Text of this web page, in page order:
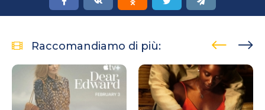
Raccomandiamo di più: